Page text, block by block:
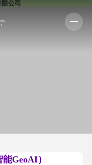
公司
GeoAI）